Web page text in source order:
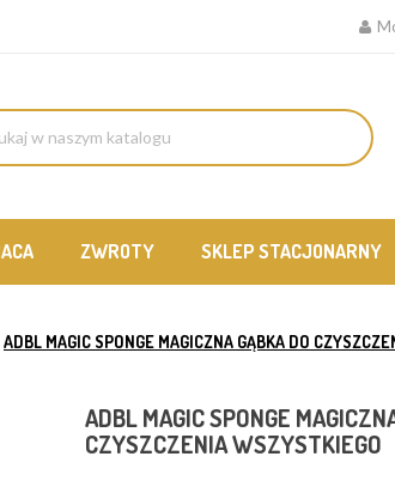
ZWROTY SKLEP STACJONARNY
ADBL MAGIC SPONGE MAGICZNA GĄBKA DO
ADBL MAGIC SPONGE
CZYSZCZENIA WSZYSTKIEGO